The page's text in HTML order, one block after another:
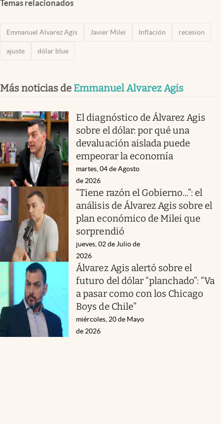
Temas relacionados
Emmanuel Alvarez Agis Javier Milei Inflación recesion
ajuste dólar blue
Más noticias de Emmanuel Alvarez Agis
El diagnóstico de Álvarez Agis
sobre el dólar: por qué una
devaluación aislada puede
empeorar la economía
martes, 04 de Agosto
de 2026
“Tiene razón el Gobierno...”: el
análisis de Álvarez Agis sobre el
plan económico de Milei que
sorprendió
jueves, 02 de Julio de
2026
Álvarez Agis alertó sobre el
futuro del dólar “planchado”: “Va
a pasar como con los Chicago
Boys de Chile”
miércoles, 20 de Mayo
de 2026